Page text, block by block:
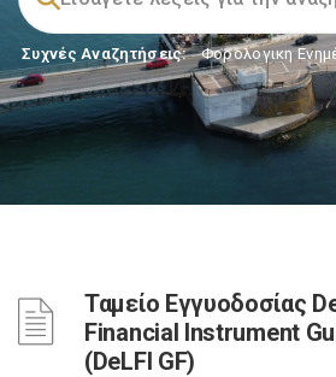
Συχνές Αναζητήσεις: Φορολογικη
Ταμείο Εγγυοδοσίας
Financial Instrument
(DeLFI GF)